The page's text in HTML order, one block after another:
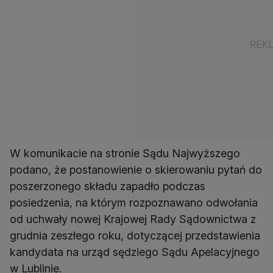
W komunikacie na stronie Sądu Najwyższego
podano, że postanowienie o skierowaniu pytań do
poszerzonego składu zapadło podczas
posiedzenia, na którym rozpoznawano odwołania
od uchwały nowej Krajowej Rady Sądownictwa z
grudnia zeszłego roku, dotyczącej przedstawienia
kandydata na urząd sędziego Sądu Apelacyjnego
w Lublinie.